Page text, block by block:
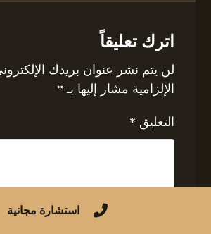
اترك تعليقاً
لن يتم نشر عنوان بريدك
الإلزامية مشار إليها بـ *
التعليق *
استشارة مجانية